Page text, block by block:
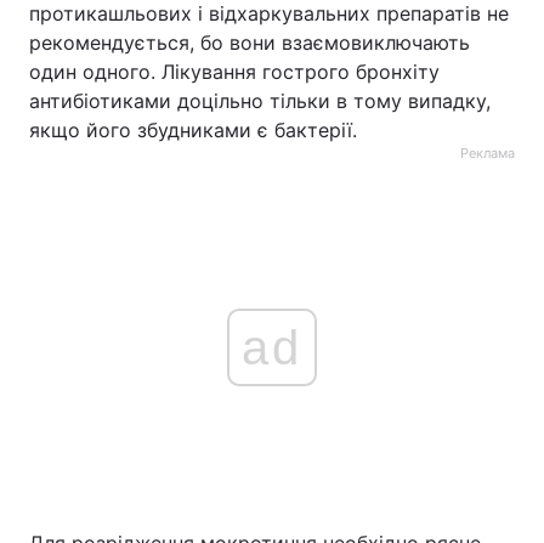
протикашльових і відхаркувальних препаратів не
рекомендується, бо вони взаємовиключають
один одного. Лікування гострого бронхіту
антибіотиками доцільно тільки в тому випадку,
якщо його збудниками є бактерії.
Реклама
ad